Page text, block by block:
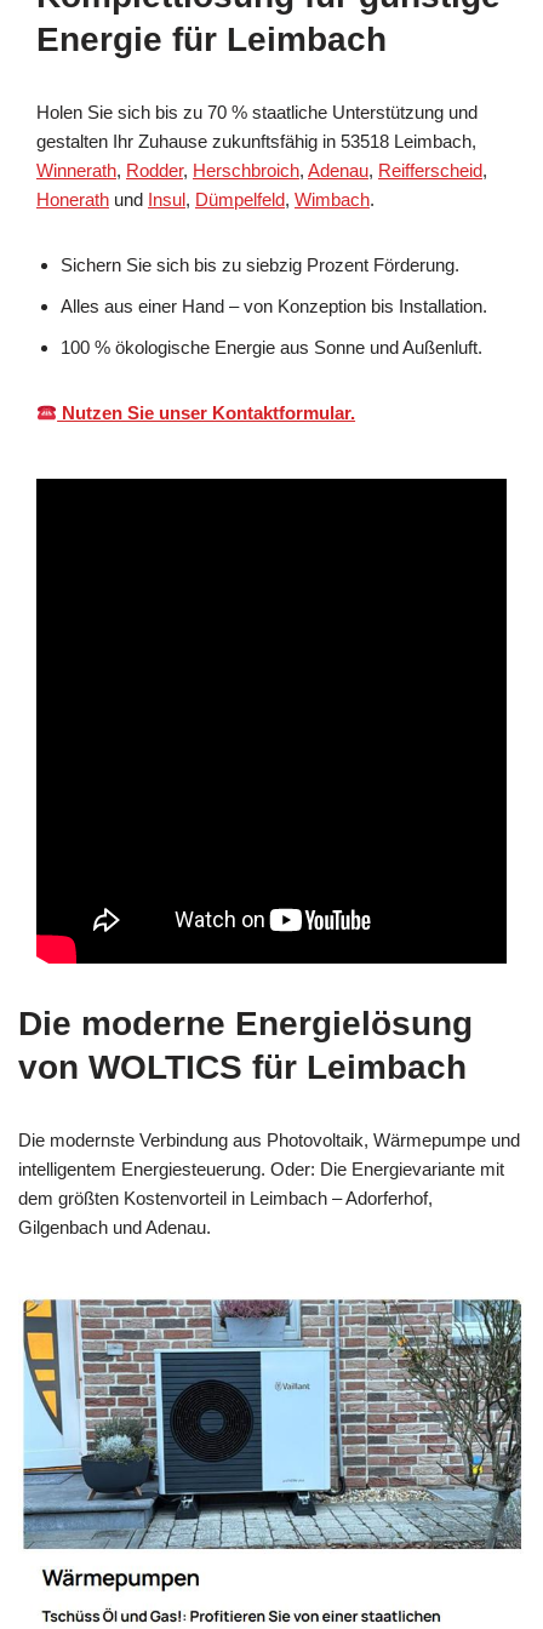
Energie für Leimbach
Holen Sie sich bis zu 70 % staatliche Unterstützung und
gestalten Ihr Zuhause zukunftsfähig in 53518 Leimbach,
Winnerath, Rodder, Herschbroich, Adenau, Reifferscheid,
Honerath und Insul, Dümpelfeld, Wimbach.
Sichern Sie sich bis zu siebzig Prozent Förderung.
Alles aus einer Hand – von Konzeption bis Installation.
100 % ökologische Energie aus Sonne und Außenluft.
Nutzen Sie unser Kontaktformular.
Die moderne Energielösung
von WOLTICS für Leimbach
Die modernste Verbindung aus Photovoltaik, Wärmepumpe und
intelligentem Energiesteuerung. Oder: Die Energievariante mit
dem größten Kostenvorteil in Leimbach – Adorferhof,
Gilgenbach und Adenau.